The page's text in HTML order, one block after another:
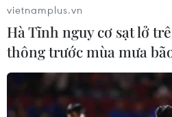
vietnamplus.vn
Hà Tĩnh nguy cơ sạt lở
thông trước mùa mưa